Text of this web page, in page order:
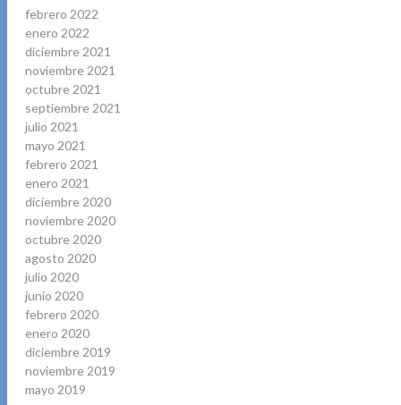
febrero 2022
enero 2022
diciembre 2021
noviembre 2021
octubre 2021
septiembre 2021
julio 2021
mayo 2021
febrero 2021
enero 2021
diciembre 2020
noviembre 2020
octubre 2020
agosto 2020
julio 2020
junio 2020
febrero 2020
enero 2020
diciembre 2019
noviembre 2019
mayo 2019